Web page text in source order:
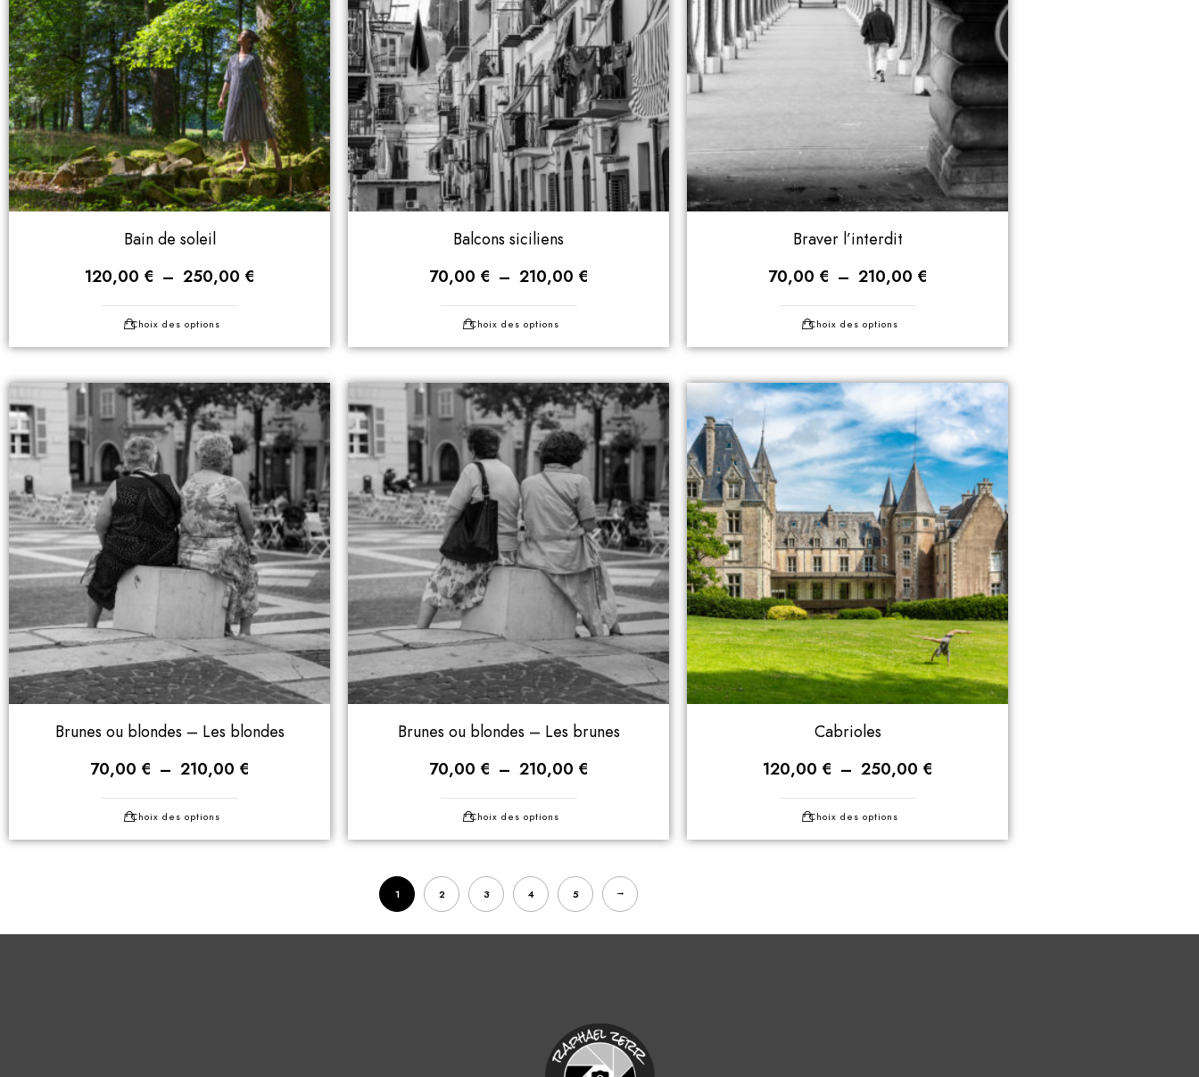
Bain de soleil
120,00 € – 250,00 €
Choix des options
Balcons siciliens
70,00 € – 210,00 €
Choix des options
Braver l’interdit
70,00 € – 210,00 €
Choix des options
Brunes ou blondes – Les blondes
70,00 € – 210,00 €
Choix des options
Brunes ou blondes – Les brunes
70,00 € – 210,00 €
Choix des options
Cabrioles
120,00 € – 250,00 €
Choix des options
1 2 3 4 5 →